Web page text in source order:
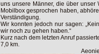
uns unsere Männer, die über
Mobilbox gesprochen haben,
Verständigung.
Wir konnten jedoch nur sagen:
wir noch zu gehen haben.“
Kurz nach dem letzten Anruf
7,0 km.